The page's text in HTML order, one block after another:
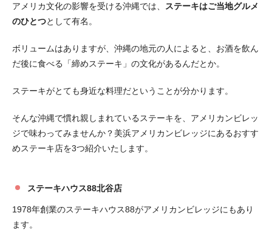
アメリカ文化の影響を受ける沖縄では、
ステーキはご当地グルメ
のひとつとして有名。
ボリュームはありますが、沖縄の地元の人によると、お酒を飲ん
だ後に食べる「締めステーキ」の文化があるんだとか。
ステーキがとても身近な料理だということが分かります。
そんな沖縄で慣れ親しまれているステーキを、アメリカンビレッ
ジで味わってみませんか？美浜アメリカンビレッジにあるおすす
めステーキ店を3つ紹介いたします。
ステーキハウス88北谷店
1978年創業のステーキハウス88がアメリカンビレッジにもあり
ます。